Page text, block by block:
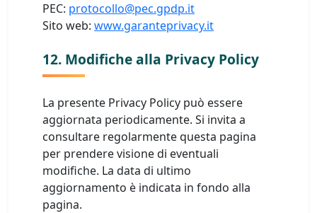
PEC: protocollo@pec.gpdp.it
Sito web: www.garanteprivacy.it
12. Modifiche alla Privacy Policy
La presente Privacy Policy può essere
aggiornata periodicamente. Si invita a
consultare regolarmente questa pagina
per prendere visione di eventuali
modifiche. La data di ultimo
aggiornamento è indicata in fondo alla
pagina.